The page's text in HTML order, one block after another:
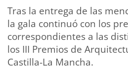
Tras la entrega de las
la gala continuó con los
correspondientes a las
los III Premios de
Castilla-La Mancha.